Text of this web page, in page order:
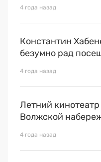
Премия
4 года назад
Константин
безумно рад
4 года назад
Летний
Волжской
4 года назад